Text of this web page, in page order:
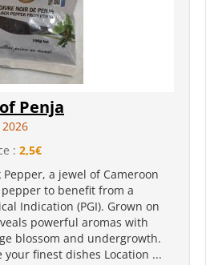
Penja
: 2,5€
Pepper, a jewel of Cameroon
to benefit from a
Indication (PGI). Grown on
powerful aromas with
blossom and undergrowth.
your finest dishes Location ...